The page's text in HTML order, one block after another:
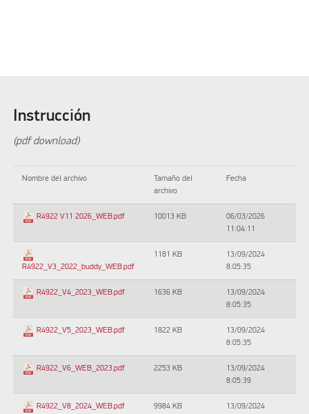
Instrucción
(pdf download)
Nombre del archivo
Tamaño del
archivo
Fecha
R4922 V11 2026_WEB.pdf 10013 KB
06/03/2026
11:04:11
R4922_V3_2022_buddy_WEB.pdf
1181 KB
13/09/2024
8:05:35
R4922_V4_2023_WEB.pdf 1636 KB
13/09/2024
8:05:35
R4922_V5_2023_WEB.pdf 1822 KB
13/09/2024
8:05:35
R4922_V6_WEB_2023.pdf 2253 KB
13/09/2024
8:05:39
R4922_V8_2024_WEB.pdf 9984 KB
13/09/2024